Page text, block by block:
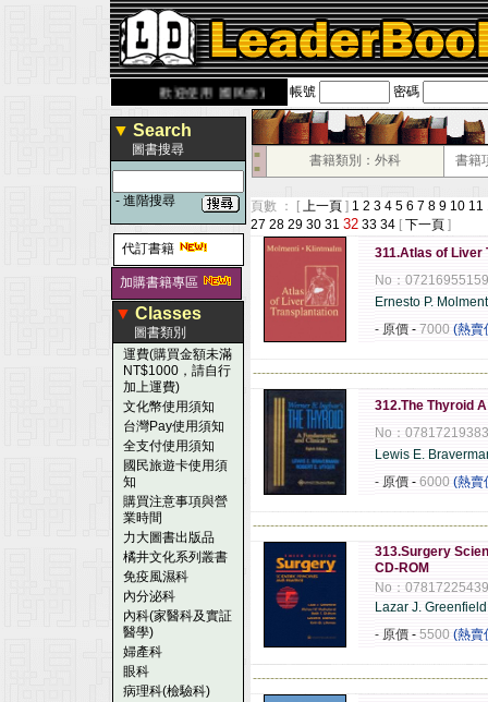
歡迎使用 國民旅遊卡！！ 帳號 密碼
▼ Search
圖書搜尋
- 進階搜尋
代訂書籍
加購書籍專區
▼ Classes
圖書類別
運費(購買金額未滿
NT$1000，請自行
加上運費)
文化幣使用須知
台灣Pay使用須知
全支付使用須知
國民旅遊卡使用須
知
購買注意事項與營
業時間
力大圖書出版品
橘井文化系列叢書
免疫風濕科
內分泌科
內科(家醫科及實証
醫學)
婦產科
眼科
病理科(檢驗科)
■
■
書籍類別：外科 書籍
頁數 ： [ 上一頁 ] 1 2 3 4 5 6 7 8 9 10 11
27 28 29 30 31 32 33 34 [ 下一頁 ]
311.Atlas of Liver
No：
Ernesto P.
- 原價 - 7000 (熱賣
312.The Thyroid
No：
Lewis E.
- 原價 - 6000 (熱賣
313.Surgery
CD-ROM
No：07817225439
Lazar J.
- 原價 - 5500 (熱賣